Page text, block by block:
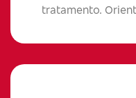
tratamento.